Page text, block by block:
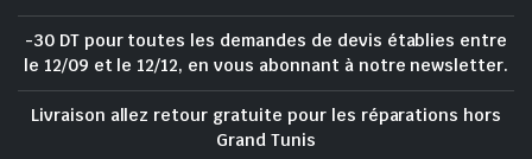
-30 DT pour toutes les demandes de devis établies entre
le 12/09 et le 12/12, en vous abonnant à notre newsletter.
Livraison allez retour gratuite pour les réparations hors
Grand Tunis